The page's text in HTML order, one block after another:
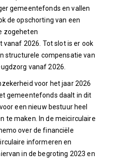
gemeentefonds en vallen
de opschorting van een
zogeheten
vanaf 2026. Tot slot is er ook
structurele compensatie van
vanaf 2026.
voor het jaar 2026
gemeentefonds daalt in dit
een nieuw bestuur heel
te maken. In de meicirculaire
over de financiële
informeren en
in de begroting 2023 en